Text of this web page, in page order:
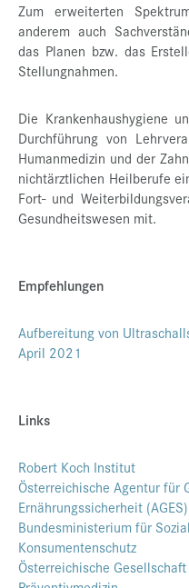
Zum erweiterten
anderem auch
das Planen bzw. das
Stellungnahmen.
Die Krankenhaushygiene
Durchführung von
Humanmedizin und der
nichtärztlichen Heilberufe
Fort- und
Gesundheitswesen mit.
Empfehlungen
Aufbereitung von
April 2021
Links
Robert Koch Institut
Österreichische Agentur für
Ernährungssicherheit (AGES)
Bundesministerium für
Konsumentenschutz
Österreichische